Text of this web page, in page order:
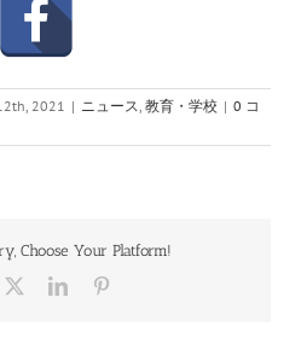
2021 | ニュース 教育・学校 | 0 コ
Choose Your Platform!
LinkedIn